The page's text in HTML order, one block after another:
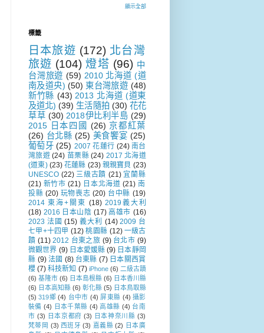
顯示全部
標籤
日本旅遊 (172) 北台灣
旅遊 (104) 燈塔 (96) 中
台灣旅遊 (59) 2010 北海道 (道
南及道央) (50) 東台灣旅遊 (48)
新竹縣 (43) 2013 北海道 (道東
及道北) (39) 生活隨拍 (30) 花花
草草 (30) 2018伊比利半島 (29)
2015 日本四國 (26) 京都紅葉
(26) 台北縣 (25) 美食饗宴 (25)
葡萄牙 (25) 2007 花蓮行 (24) 南台
灣旅遊 (24) 苗栗縣 (24) 2017 北海道
(道東) (23) 花蓮縣 (23) 親親寶貝 (23)
UNESCO (22) 三級古蹟 (21) 宜蘭縣
(21) 新竹市 (21) 日本北海道 (21) 南
投縣 (20) 玩物喪志 (20) 台中縣 (19)
2014 東海+關東 (18) 2019義大利
(18) 2016 日本山陰 (17) 高雄市 (16)
2023 法國 (15) 義大利 (14) 2009 台
七甲+十四甲 (12) 桃園縣 (12) 一級古
蹟 (11) 2012 台東之旅 (9) 台北市 (9)
微觀世界 (9) 日本愛媛縣 (9) 日本靜岡
縣 (9) 法國 (8) 台東縣 (7) 日本關西賞
櫻 (7) 科技新知 (7) iPhone (6) 二級古蹟
(6) 基隆市 (6) 日本島根縣 (6) 日本香川縣
(6) 日本高知縣 (6) 彰化縣 (5) 日本鳥取縣
(5) 319鄉 (4) 台中市 (4) 屏東縣 (4) 攝影
裝備 (4) 日本千葉縣 (4) 高雄縣 (4) 台南
市 (3) 日本京都府 (3) 日本神奈川縣 (3)
梵蒂岡 (3) 西班牙 (3) 嘉義縣 (2) 日本廣